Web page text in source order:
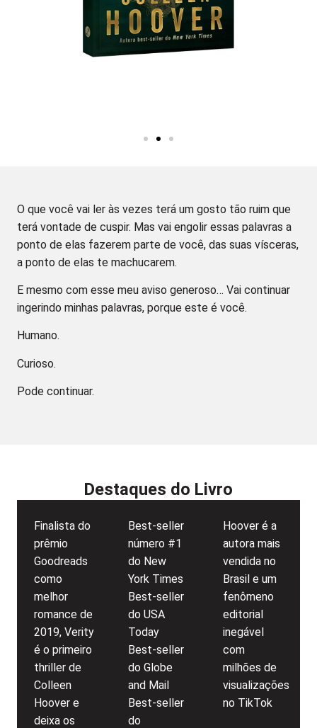
O que você vai ler às vezes terá um gosto tão ruim que
terá vontade de cuspir. Mas vai engolir essas palavras a
ponto de elas fazerem parte de você, das suas vísceras,
a ponto de elas te machucarem.
E mesmo com esse meu aviso generoso… Vai continuar
ingerindo minhas palavras, porque este é você.
Humano.
Curioso.
Pode continuar.
Destaques do Livro
Finalista do
prêmio
Goodreads
como
melhor
romance de
2019, Verity
é o primeiro
thriller de
Colleen
Hoover e
deixa os
Best-seller
número #1
do New
York Times
Best-seller
do USA
Today
Best-seller
do Globe
and Mail
Best-seller
do
Hoover é a
autora mais
vendida no
Brasil e um
fenômeno
editorial
inegável
com
milhões de
visualizações
no TikTok